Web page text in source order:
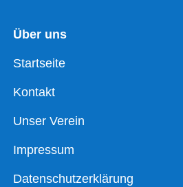
Über uns
Startseite
Kontakt
Unser Verein
Impressum
Datenschutzerklärung